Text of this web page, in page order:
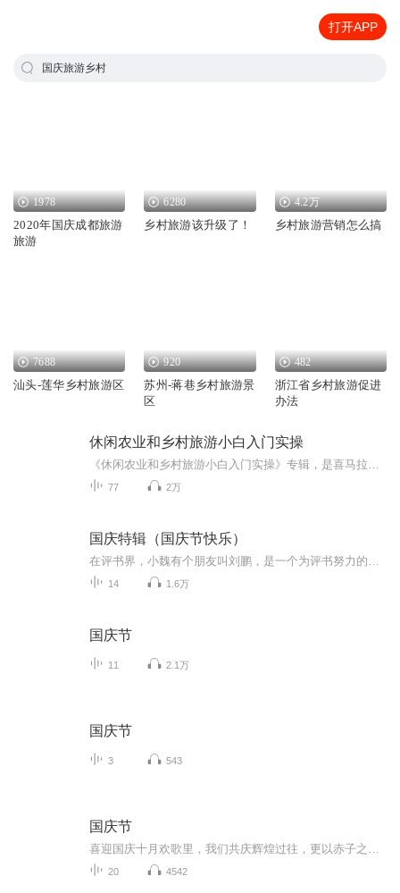
打开APP
国庆旅游乡村
1978
2020年国庆成都旅游
旅游
6280
乡村旅游该升级了！
4.2万
乡村旅游营销怎么搞
7688
汕头-莲华乡村旅游区
920
苏州-蒋巷乡村旅游景
区
482
浙江省乡村旅游促进
办法
休闲农业和乡村旅游小白入门实操
77 2万
国庆特辑（国庆节快乐）
14 1.6万
国庆节
11 2.1万
国庆节
3 543
国庆节
20 4542